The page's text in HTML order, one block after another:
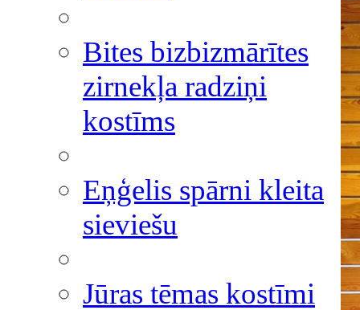
Bites bizbizmārītes
zirnekļa radziņi
kostīms
Eņģelis spārni kleita
sieviešu
Jūras tēmas kostīmi